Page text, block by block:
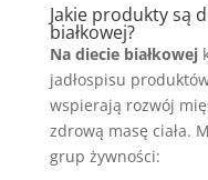
Jakie produkty są
białkowej?
Na diecie białkowej
jadłospisu
wspierają rozwój
zdrową masę ciała.
grup żywności: